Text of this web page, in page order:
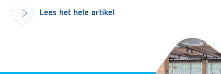
Lees het hele artikel